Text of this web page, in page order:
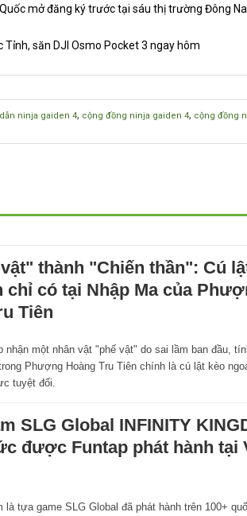
mở đăng ký trước tại sáu thị trường Đông
săn DJI Osmo Pocket 3 ngay hôm
ninja gaiden 4, cộng đồng ninja gaiden 4, cộng đồng
thành "Chiến thần": Cú
chỉ có tại Nhập Ma của
Tiên
nhận một nhân vật "phế vật" do sai lầm ban đầu,
Phượng Hoàng Tru Tiên chính là cú lật kèo
tuyệt đối.
SLG Global INFINITY
được Funtap phát hành tại
là tựa game SLG Global đã phát hành trên 100+